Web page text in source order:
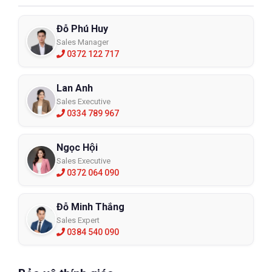
Đỗ Phú Huy
Sales Manager
0372 122 717
Lan Anh
Sales Executive
0334 789 967
Ngọc Hội
Sales Executive
0372 064 090
Đỗ Minh Thắng
Sales Expert
0384 540 090